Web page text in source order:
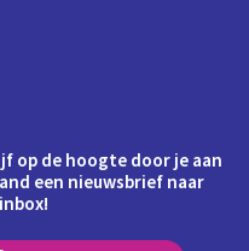
op de hoogte door je aan
een nieuwsbrief naar